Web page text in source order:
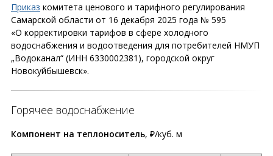
Приказ комитета ценового и тарифного регулирования
Самарской области от 16 декабря 2025 года № 595
«О корректировки тарифов в сфере холодного
водоснабжения и водоотведения для потребителей НМУП
„Водоканал“ (ИНН 6330002381), городской округ
Новокуйбышевск».
Горячее водоснабжение
Компонент на теплоноситель, ₽/куб. м